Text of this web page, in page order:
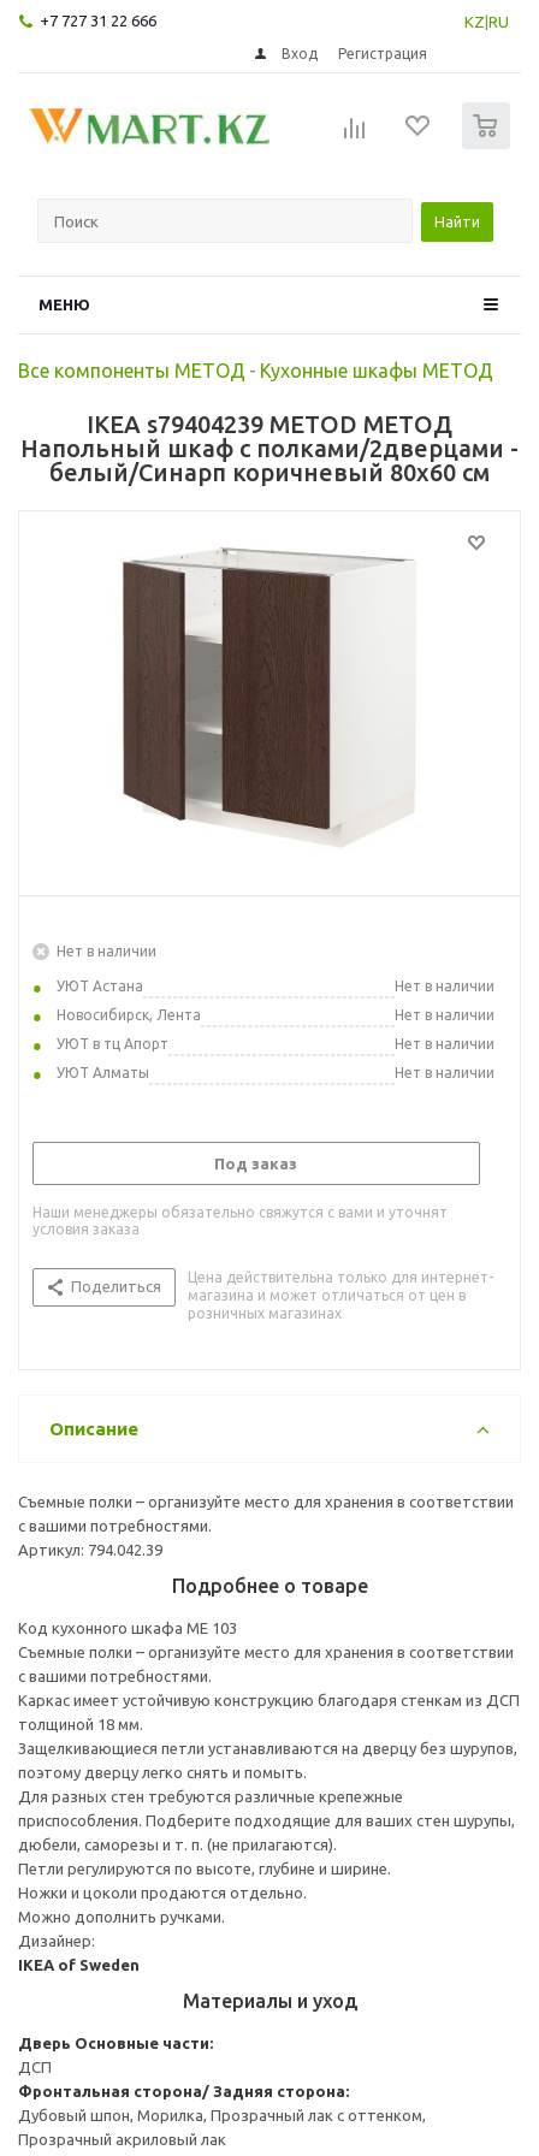
+7 727 31 22 666 KZ RU
Вход Регистрация
Найти
МЕНЮ
Все компоненты МЕТОД - Кухонные шкафы МЕТОД
IKEA s79404239 METOD МЕТОД
Напольный шкаф с полками/2дверцами -
белый/Синарп коричневый 80x60 см
Нет в наличии
УЮТ Астана
Нет в наличии
Новосибирск, Лента
Нет в наличии
УЮТ в тц Апорт
Нет в наличии
УЮТ Алматы
Нет в наличии
Под заказ
Наши менеджеры обязательно свяжутся с вами и уточнят
условия заказа
Поделиться
Цена действительна только для интернет-
магазина и может отличаться от цен в
розничных магазинах
Описание
Съемные полки – организуйте место для хранения в соответствии
с вашими потребностями.
Артикул: 794.042.39
Подробнее о товаре
Код кухонного шкафа ME 103
Съемные полки – организуйте место для хранения в соответствии
с вашими потребностями.
Каркас имеет устойчивую конструкцию благодаря стенкам из ДСП
толщиной 18 мм.
Защелкивающиеся петли устанавливаются на дверцу без шурупов,
поэтому дверцу легко снять и помыть.
Для разных стен требуются различные крепежные
приспособления. Подберите подходящие для ваших стен шурупы,
дюбели, саморезы и т. п. (не прилагаются).
Петли регулируются по высоте, глубине и ширине.
Ножки и цоколи продаются отдельно.
Можно дополнить ручками.
Дизайнер:
IKEA of Sweden
Материалы и уход
Дверь Основные части:
ДСП
Фронтальная сторона/ Задняя сторона:
Дубовый шпон, Морилка, Прозрачный лак с оттенком,
Прозрачный акриловый лак